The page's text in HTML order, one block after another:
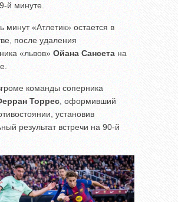
й минуте.
минут «Атлетик» остается в
после удаления
«львов» Ойана Сансета на
команды соперника
Торрес, оформивший
установив
результат встречи на 90-й